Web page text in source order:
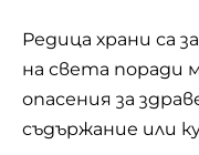
Редица храни са
на света поради
опасения за
съдържание или